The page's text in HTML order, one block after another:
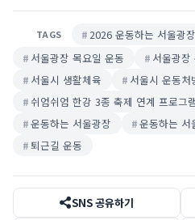
TAGS 2026 운동하는 서울광
서울광장 목요일 운동
서울광장
서울시 생활체육
서울시 운동처
쉬엄쉬엄 한강 3종 축제 연계 프로그램
운동하는 서울광장
운동하는 서
퇴근길 운동
SNS 공유하기